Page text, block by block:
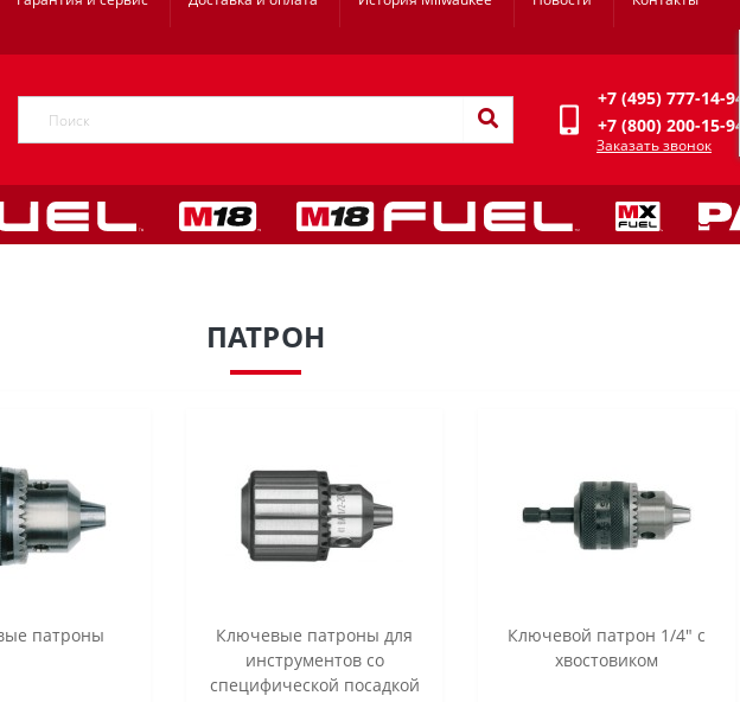
+7 (495) 777-14-94
+7 (800) 200-15-94
Заказать звонок
ПАТРОН
патроны
Ключевые патроны для
инструментов со
специфической посадкой
Ключевой патрон 1/4" с
хвостовиком